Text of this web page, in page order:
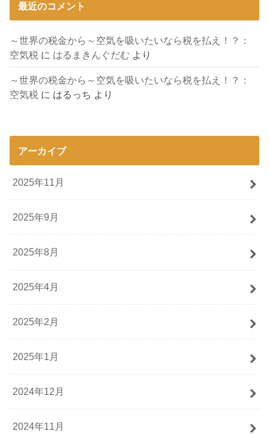
最近のコメント
～世界の税金から～空気を吸いたいなら税を払え！？：
空気税 に はるまきんぐだむ より
～世界の税金から～空気を吸いたいなら税を払え！？：
空気税 に はるっち より
アーカイブ
2025年11月
2025年9月
2025年8月
2025年4月
2025年2月
2025年1月
2024年12月
2024年11月